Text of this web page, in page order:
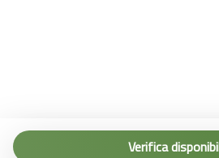
Verifica
Tel. (+39) 0187 1560067